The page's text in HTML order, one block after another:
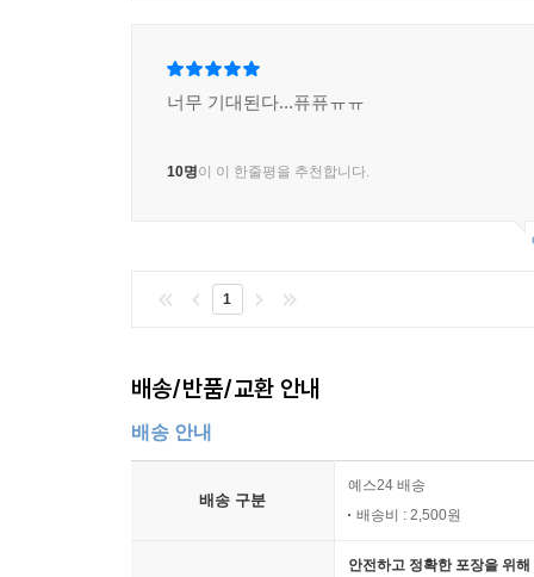
너무 기대된다...퓨퓨ㅠㅠ
10명이 이 한줄평을 추천합니다.
1
배송/반품/교환 안내
배송 안내
배송 구분
예스24 배송
배송비 : 2,500원
안전하고 정확한 포장을 위